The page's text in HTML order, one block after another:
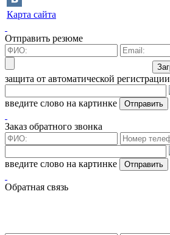
Карта сайта
Отправить резюме
защита от автоматической регистрации
введите слово на картинке
Заказ обратного звонка
введите слово на картинке
Обратная связь